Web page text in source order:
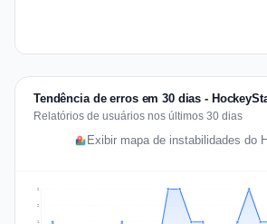
Tendência de erros em 30 dias -
Relatórios de usuários nos últimos 30 dias
Exibir mapa de instabilidades do
1
2
2